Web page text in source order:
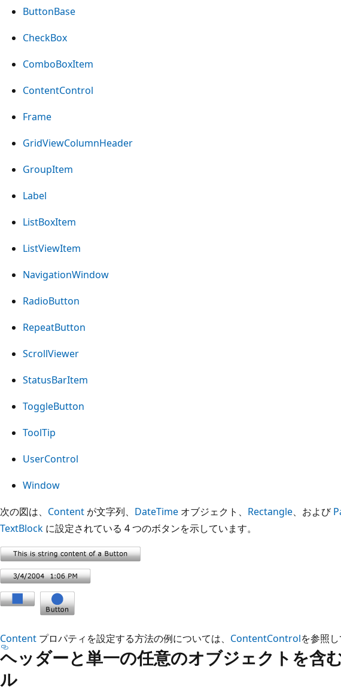
ButtonBase
CheckBox
ComboBoxItem
ContentControl
Frame
GridViewColumnHeader
GroupItem
Label
ListBoxItem
ListViewItem
NavigationWindow
RadioButton
RepeatButton
ScrollViewer
StatusBarItem
ToggleButton
ToolTip
UserControl
Window
次の図は、 Content が文字列、 DateTime オブジェクト、 Rectangle、および
TextBlock に設定されている 4 つのボタンを示しています。
Content プロパティを設定する方法の例については、 ContentControlを参照し
ヘッダーと単一の任意のオブジェクトを含
ル